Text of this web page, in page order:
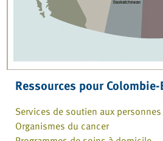
Ressources pour
Services de soutien aux
Organismes du cancer